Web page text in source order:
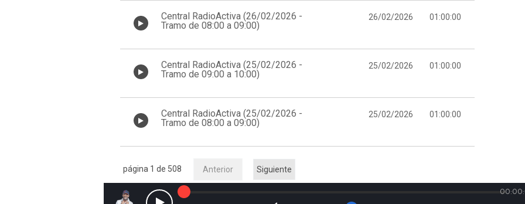
Central RadioActiva (26/02/2026 -
Tramo de 08:00 a 09:00)
26/02/2026 01:00:00
Central RadioActiva (25/02/2026 -
Tramo de 09:00 a 10:00)
25/02/2026 01:00:00
Central RadioActiva (25/02/2026 -
Tramo de 08:00 a 09:00)
25/02/2026 01:00:00
Anterior Siguiente
página 1 de 508